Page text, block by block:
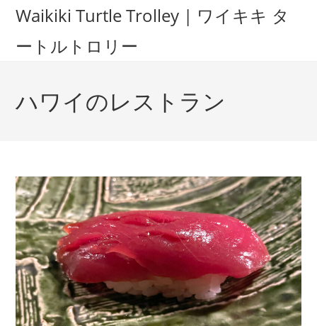
Waikiki Turtle Trolley | ワイキキ タ
ートルトロリー
ハワイのレストラン